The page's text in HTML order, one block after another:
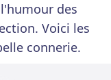
des
Voici les
connerie.